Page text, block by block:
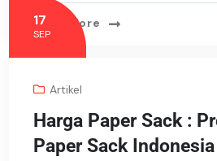
Read More
17
SEP
Artikel
Harga Paper Sack :
Paper Sack Indonesia